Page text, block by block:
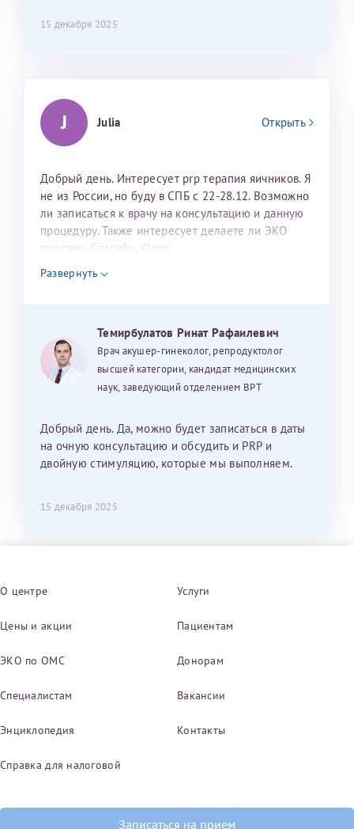
15 декабря 2025
J Julia Открыть
Добрый день. Интересует prp терапия яичников. Я
не из России, но буду в СПБ с 22-28.12. Возможно
ли записаться к врачу на консультацию и данную
процедуру. Также интересует делаете ли ЭКО
дуостим. Спасибо. Юлия
Развернуть
Темирбулатов Ринат Рафаилевич
Врач акушер-гинеколог, репродуктолог
высшей категории, кандидат медицинских
наук, заведующий отделением ВРТ
Добрый день. Да, можно будет записаться в даты
на очную консультацию и обсудить и PRP и
двойную стимуляцию, которые мы выполняем.
15 декабря 2025
О центре Услуги
Цены и акции Пациентам
ЭКО по ОМС Донорам
Специалистам Вакансии
Энциклопедия Контакты
Справка для налоговой
Записаться на прием